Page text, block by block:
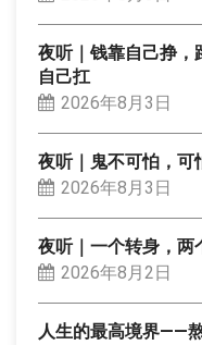
夜听｜钱靠自己挣，
自己扛
2026年8月3日
夜听｜鬼不可怕，可
2026年8月3日
夜听｜一个转身，两
2026年8月2日
人生的最高境界——